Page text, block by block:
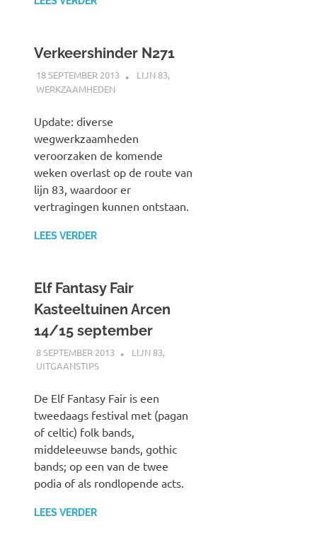
Verkeershinder N271
18 SEPTEMBER 2013 SPOORZOEKER
LIJN 83,
WERKZAAMHEDEN
Update: diverse
wegwerkzaamheden
veroorzaken de komende
weken overlast op de route van
lijn 83, waardoor er
vertragingen kunnen ontstaan.
LEES VERDER
Elf Fantasy Fair
Kasteeltuinen Arcen
14/15 september
8 SEPTEMBER 2013 SPOORZOEKER
LIJN 83,
UITGAANSTIPS
De Elf Fantasy Fair is een
tweedaags festival met (pagan
of celtic) folk bands,
middeleeuwse bands, gothic
bands; op een van de twee
podia of als rondlopende acts.
LEES VERDER